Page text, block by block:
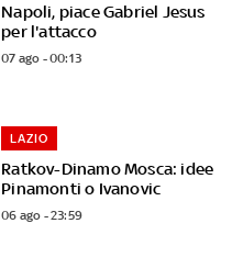
Napoli, piace Gabriel Jesus
per l'attacco
07 ago - 00:13
Ratkov-Dinamo Mosca: idee
Pinamonti o Ivanovic
LAZIO
06 ago - 23:59